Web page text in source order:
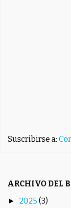
Suscribirse a:
ARCHIVO DEL
► 2025 (3)